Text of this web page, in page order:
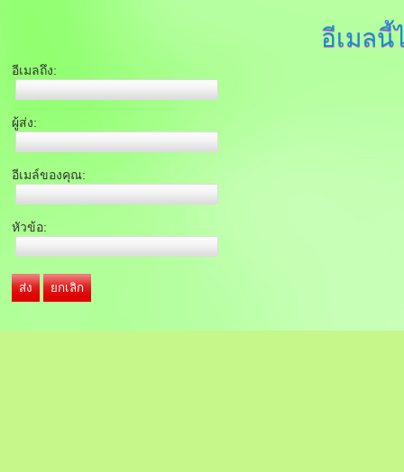
อีเมลนี้
อีเมลถึง:
ผู้ส่ง:
อีเมล์ของคุณ:
หัวข้อ:
ส่ง ยกเลิก